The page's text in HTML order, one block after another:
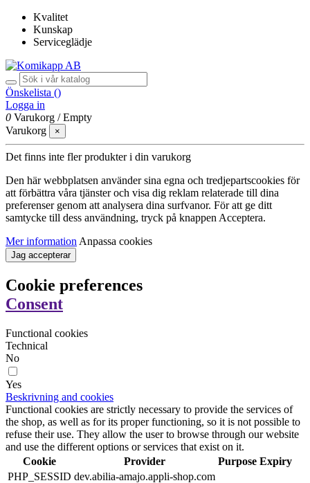
Kvalitet
Kunskap
Serviceglädje
Önskelista ()
Logga in
0 Varukorg /Empty
Varukorg
×
Det finns inte fler produkter i din varukorg
Den här webbplatsen använder sina egna och tredjepartscookies för
att förbättra våra tjänster och visa dig reklam relaterade till dina
preferenser genom att analysera dina surfvanor. För att ge ditt
samtycke till dess användning, tryck på knappen Acceptera.
Mer information Anpassa cookies
Jag accepterar
Cookie preferences
Consent
Functional cookies
Technical
No
Yes
Beskrivning and cookies
Functional cookies are strictly necessary to provide the services of
the shop, as well as for its proper functioning, so it is not possible to
refuse their use. They allow the user to browse through our website
and use the different options or services that exist on it.
Cookie
Provider Purpose Expiry
PHP_SESSID dev.abilia-amajo.appli-shop.com